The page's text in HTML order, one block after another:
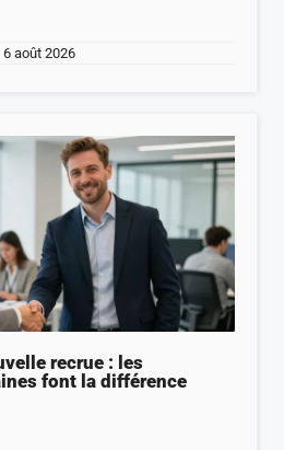
6 août 2026
recrue : les
font la différence